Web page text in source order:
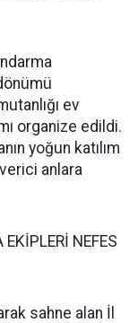
ev
organize edildi.
yoğun katılım
anlara
NEFES
sahne alan İl